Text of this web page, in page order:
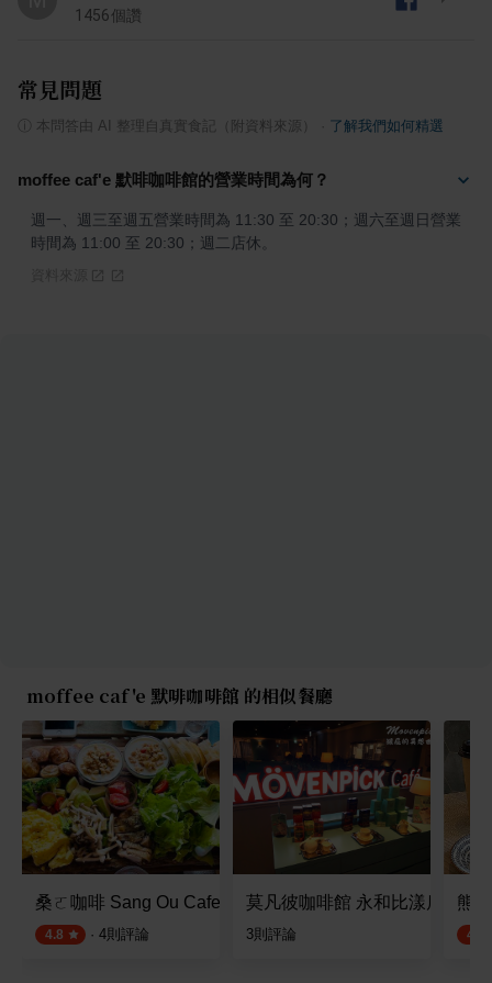
1456個讚
常見問題
本問答由 AI 整理自真實食記（附資料來源） 了解我們如何精選
moffee caf'e 默啡咖啡館的營業時間為何？
週一、週三至週五營業時間為 11:30 至 20:30；週六至週日營業
時間為 11:00 至 20:30；週二店休。
moffee caf'e 默啡咖啡館 的相似餐廳
桑ㄛ咖啡 Sang Ou Cafe
4.8 · 4則評論
莫凡彼咖啡館 永和比漾店
3則評論
熊
4.5